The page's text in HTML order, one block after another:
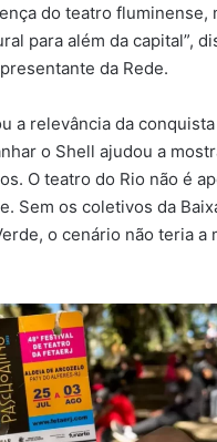
do teatro fluminense,
para além da capital”,
da Rede.
a relevância da
o Shell ajudou a
O teatro do Rio não é
Sem os coletivos da
o cenário não teria a